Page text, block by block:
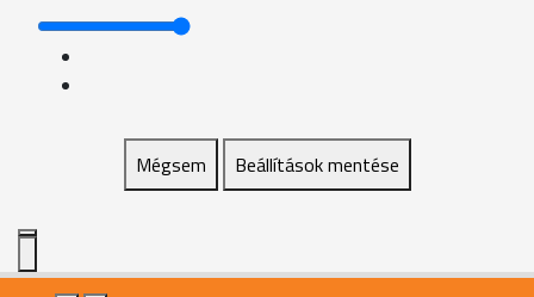
Mégsem Beállítások mentése